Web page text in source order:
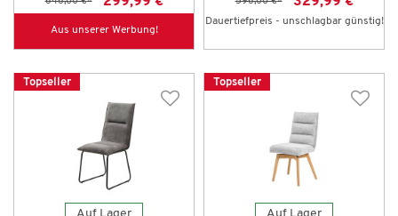
Aus unserer Werbung!
Dauertiefpreis - unschlagbar günstig!
Topseller Topseller